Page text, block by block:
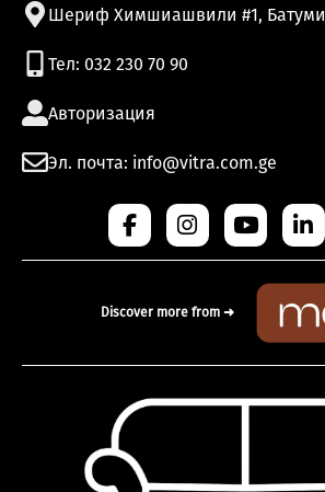
Шериф Химшиашвили #1, Батуми
Тел: 032 230 70 90
Авторизация
Эл. почта: info@vitra.com.ge
Discover more from ➜